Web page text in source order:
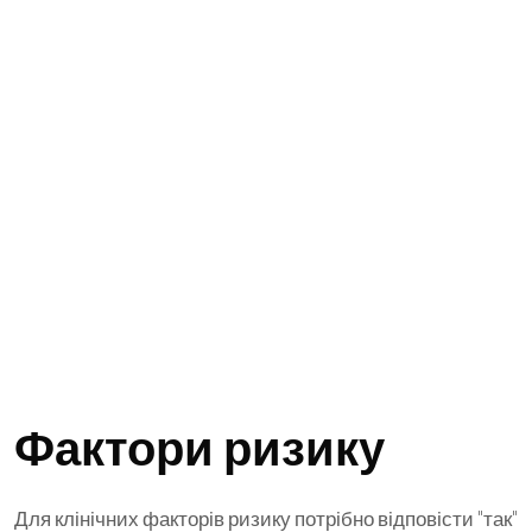
Фактори ризику
Для клінічних факторів ризику потрібно відповісти "так"